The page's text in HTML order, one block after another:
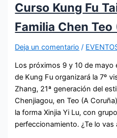
Curso Kung Fu
Familia Chen
Deja un comentario /
Los próximos 9 y 10 de mayo
de Kung Fu organizará la 7º
Zhang, 21ª generación del
Chenjiagou, en Teo (A
la forma Xinjia Yi Lu, con
perfeccionamiento. ¿Te lo vas